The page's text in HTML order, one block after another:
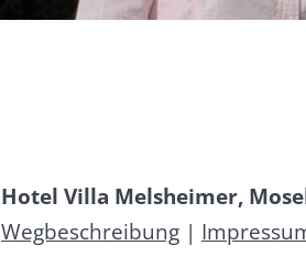
Hotel Villa Melsheimer,
Wegbeschreibung |